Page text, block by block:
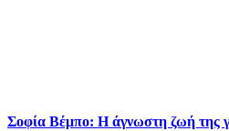
Σοφία Βέμπο: Η άγνωστη ζωή της